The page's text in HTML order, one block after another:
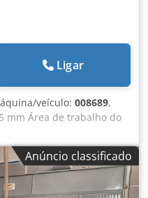
Ligar
veículo: 008689,
mm Área de trabalho do
Com suportes de
principal: 13,2 kW
Altura máxima da
Número de eixos de
de ferramentas: 22
Anúncio classificado